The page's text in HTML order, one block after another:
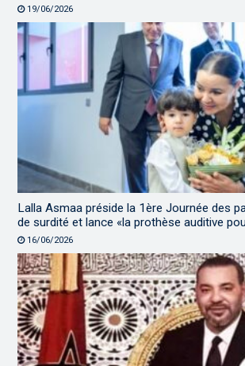
19/06/2026
Lalla Asmaa préside la 1ère Journée des
de surdité et lance «la prothèse auditive
16/06/2026